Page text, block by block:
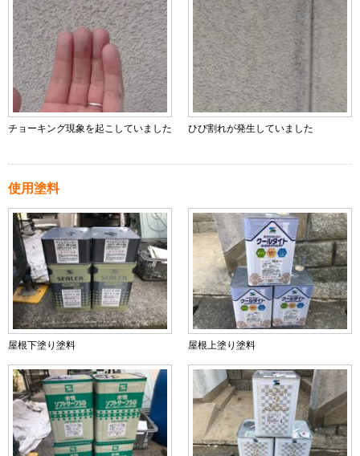
チョーキング現象を起こしていました ひび割れが発生していました
使用塗料
屋根下塗り塗料 屋根上塗り塗料